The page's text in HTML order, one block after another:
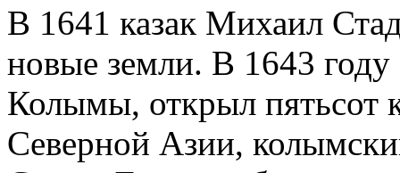
В 1641 казак Михаил
новые земли. В 1643
Колымы, открыл пятьсот
Северной Азии,